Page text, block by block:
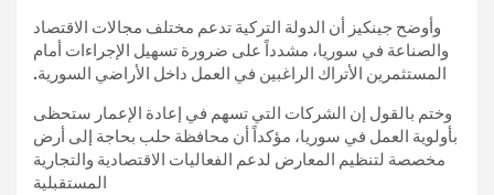
وأوضح جينكيز أن الدولة التركية تدعم مختلف مجالات الاقتصاد
والصناعة في سوريا، مشدداً على ضرورة تسهيل الإجراءات أمام
المستثمرين الأتراك الراغبين في العمل داخل الأراضي السورية.
وختم بالقول إن الشركات التي تسهم في إعادة الإعمار ستحظى
بأولوية العمل في سوريا، مؤكداً أن محافظة حلب بحاجة إلى أرض
مخصصة لتنظيم المعارض لدعم الفعاليات الاقتصادية والتجارية
المستقبلية